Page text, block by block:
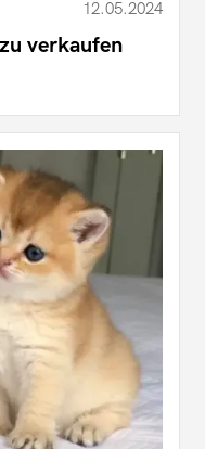
12.05.2024
verkaufen